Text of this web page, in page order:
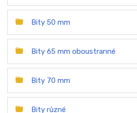
Bity 50 mm
Bity 65 mm oboustranné
Bity 70 mm
Bity různé